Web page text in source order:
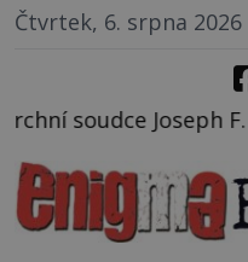
Čtvrtek, 6. srpna 2026
Crater se 6. srpna